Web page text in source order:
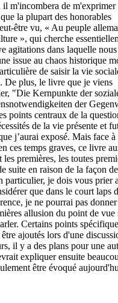
m'incombera de m'exprimer
la plupart des honorables
être vu, « Au peuple
», qui cherche
agitations dans laquelle nous
issue au chaos historique
de saisir la vie
De plus, le livre que je viens
"Die Kernpunkte der
der
points centraux de la
de la vie présente et
j’aurai exposé. Mais face
ces temps graves, ce livre
les premières, les toutes
suite en raison de la façon
particulier, je dois vous prier
que dans le court laps
je ne pourrai pas
allusion du point de vue
Certains points
ajoutés lors d'une
il y a des plans pour une
expliquer ensuite
être évoqué